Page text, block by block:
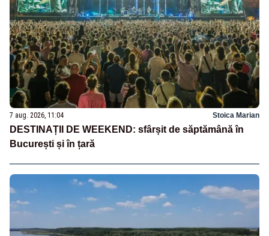
7 aug. 2026, 11:04 Stoica Marian
DESTINAȚII DE WEEKEND: sfârșit de săptămână în
București și în țară